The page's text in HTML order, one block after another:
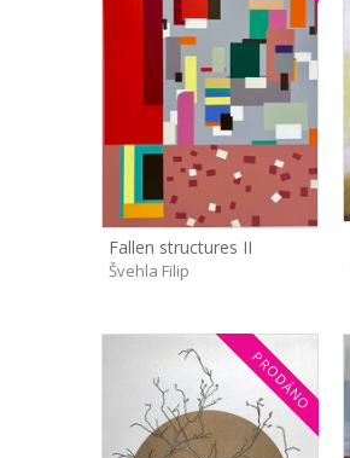
Fallen structures II
Švehla Filip
PRODÁNO